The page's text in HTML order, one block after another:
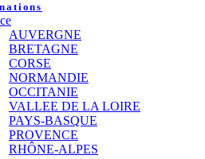
AUVERGNE
BRETAGNE
CORSE
NORMANDIE
OCCITANIE
VALLEE DE LA LOIRE
PAYS-BASQUE
PROVENCE
RHÔNE-ALPES